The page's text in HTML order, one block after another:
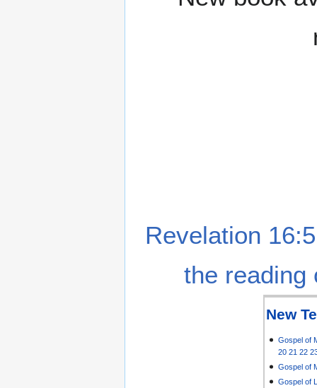
Revelation
the reading
New
Gospel of
20 21 22
Gospel of
Gospel of